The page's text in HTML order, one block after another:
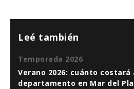
Leé también
Temporada 2026
Verano 2026: cuánto costará
departamento en Mar del